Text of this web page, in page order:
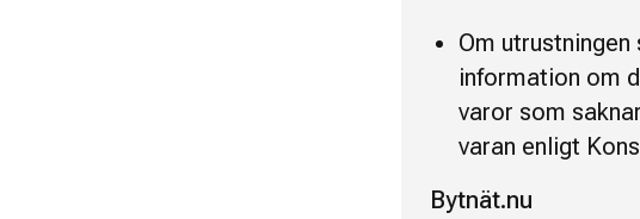
Om
information om
varor som
varan enligt
Bytnät.nu